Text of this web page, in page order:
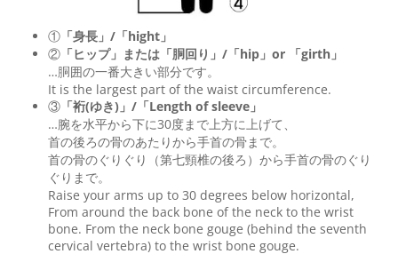
① 「身長」/「hight」
② 「ヒップ」または「胴回り」/「hip 」or 「girth 」
…胴囲の一番大きい部分です。
It is the largest part of the waist circumference.
③ 「裄(ゆき)」/「Length of sleeve」
…腕を水平から下に30度まで上方に上げて、
首の後ろの骨のあたりから手首の骨まで。
首の骨のぐりぐり（第七頸椎の後ろ）から手首の骨のぐり
ぐりまで。
Raise your arms up to 30 degrees below horizontal,
From around the back bone of the neck to the wrist
bone. From the neck bone gouge (behind the seventh
cervical vertebra) to the wrist bone gouge.